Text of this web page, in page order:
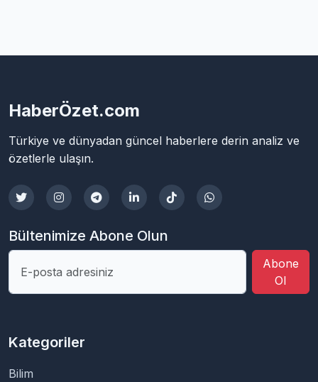
HaberÖzet.com
Türkiye ve dünyadan güncel haberlere derin analiz ve
özetlerle ulaşın.
Bültenimize Abone Olun
Abone
Ol
Kategoriler
Bilim